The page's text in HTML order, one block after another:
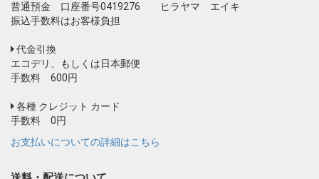
普通預金 口座番号0419276 ヒラヤマ エイキ
振込手数料はお客様負担
代金引換
エコデリ、もしくは日本郵便
手数料 600円
各種 クレジット カード
手数料 0円
お支払いについての詳細はこちら